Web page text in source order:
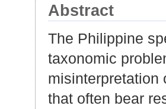
Abstract
The Philippine
taxonomic
misinterpretation
that often bear